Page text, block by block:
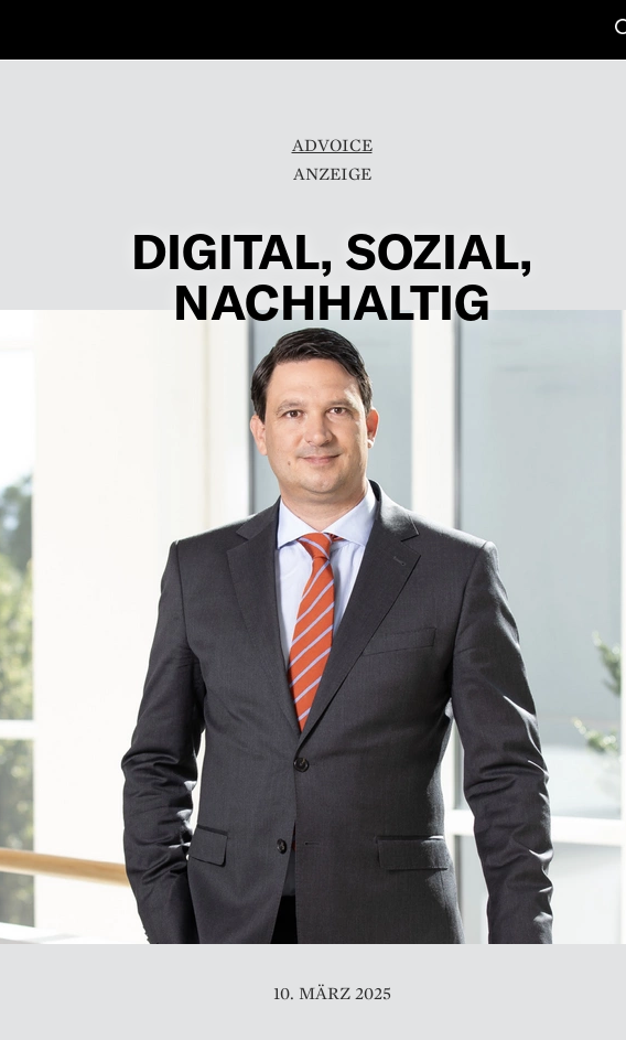
ADVOICE
DIGITAL, SOZIAL,
NACHHALTIG
10. MÄRZ 2025